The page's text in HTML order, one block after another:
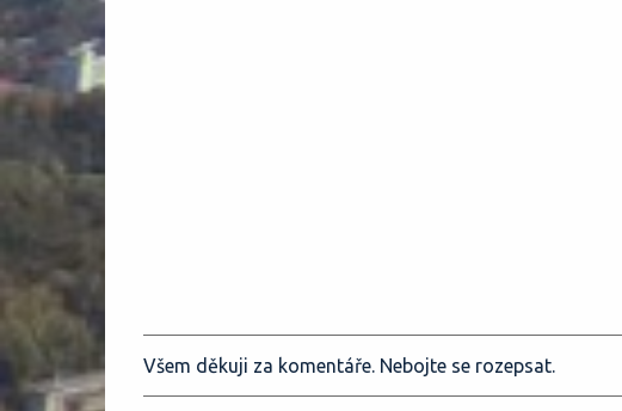
O
k
Všem děkuji za komentáře. Nebojte se rozepsat.